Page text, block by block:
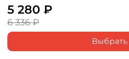
5 280 ₽
6 336 ₽
Выбрать